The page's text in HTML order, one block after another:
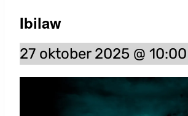
Ibilaw
27 oktober 2025 @ 10:00